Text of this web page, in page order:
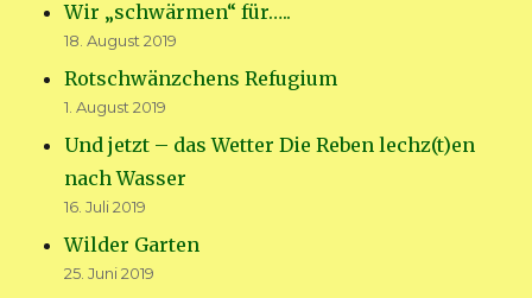
Wir „schwärmen“ für…..
18. August 2019
Rotschwänzchens Refugium
1. August 2019
Und jetzt – das Wetter Die Reben lechz(t)en
nach Wasser
16. Juli 2019
Wilder Garten
25. Juni 2019